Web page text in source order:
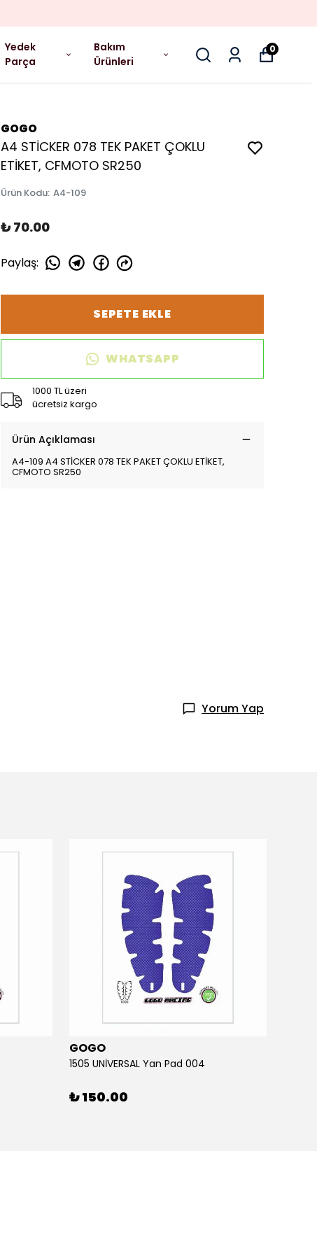
Yedek
Parça
Bakım
Ürünleri
0
GOGO
A4 STİCKER 078 TEK PAKET ÇOKLU
ETİKET, CFMOTO SR250
Ürün Kodu: A4-109
₺ 70.00
Paylaş:
SEPETE EKLE
WHATSAPP
1000 TL üzeri
ücretsiz kargo
Ürün Açıklaması
A4-109 A4 STİCKER 078 TEK PAKET ÇOKLU ETİKET,
CFMOTO SR250
Yorum Yap
GOGO
1505 UNİVERSAL Yan Pad 004
₺ 150.00